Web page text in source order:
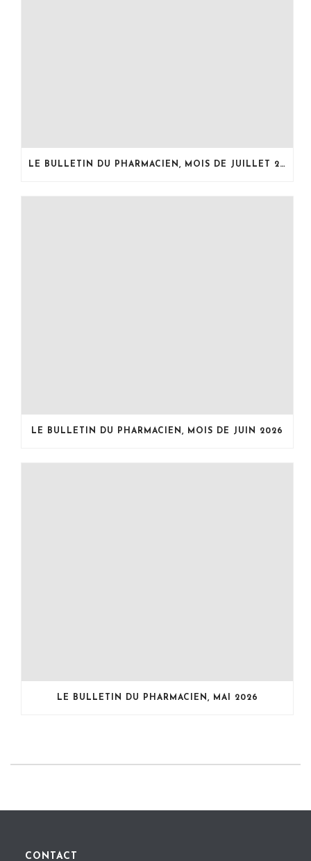
LE BULLETIN DU PHARMACIEN, MOIS DE JUILLET 2026
LE BULLETIN DU PHARMACIEN, MOIS DE JUIN 2026
LE BULLETIN DU PHARMACIEN, MAI 2026
CONTACT